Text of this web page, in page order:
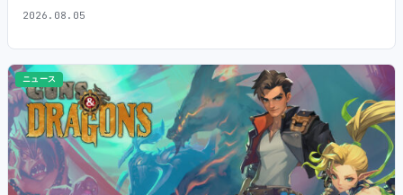
2026.08.05
ニュース